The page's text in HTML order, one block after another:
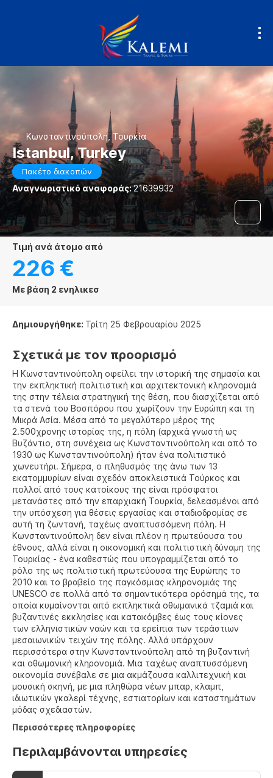
Κωνσταντινούπολη, Τουρκία
Istanbul, Turkey
Πακέτο διακοπών
Αναγνωριστικό αναφοράς:21639932
τιμή ανά άτομο από
226 €
Με βάση 2 ενηλικεσ
Δημιουργήθηκε: Τρίτη 25 Φεβρουαρίου 2025
Σχετικά με τον προορισμό
Η Κωνσταντινούπολη οφείλει την ιστορική της σημασία και
την εκπληκτική πολιτιστική και αρχιτεκτονική κληρονομιά
της στην τέλεια στρατηγική της θέση, που διασχίζεται από
τα στενά του Βοσπόρου που χωρίζουν την Ευρώπη και τη
Μικρά Ασία. Μέσα από το μεγαλύτερο μέρος της
2.500χρονης ιστορίας της, η πόλη (αρχικά γνωστή ως
Βυζάντιο, στη συνέχεια ως Κωνσταντινούπολη και από το
1930 ως Κωνσταντινούπολη) ήταν ένα πολιτιστικό
χωνευτήρι. Σήμερα, ο πληθυσμός της άνω των 13
εκατομμυρίων είναι σχεδόν αποκλειστικά Τούρκος και
πολλοί από τους κατοίκους της είναι πρόσφατοι
μετανάστες από την επαρχιακή Τουρκία, δελεασμένοι από
την υπόσχεση για θέσεις εργασίας και σταδιοδρομίας σε
αυτή τη ζωντανή, ταχέως αναπτυσσόμενη πόλη. Η
Κωνσταντινούπολη δεν είναι πλέον η πρωτεύουσα του
έθνους, αλλά είναι η οικονομική και πολιτιστική δύναμη της
Τουρκίας - ένα καθεστώς που υπογραμμίζεται από το
ρόλο της ως πολιτιστική πρωτεύουσα της Ευρώπης το
2010 και το βραβείο της παγκόσμιας κληρονομιάς της
UNESCO σε πολλά από τα σημαντικότερα ορόσημά της, τα
οποία κυμαίνονται από εκπληκτικά οθωμανικά τζαμιά και
βυζαντινές εκκλησίες και κατακόμβες έως τους κίονες
των ελληνιστικών ναών και τα ερείπια των τεράστιων
μεσαιωνικών τειχών της πόλης. Αλλά υπάρχουν
περισσότερα στην Κωνσταντινούπολη από τη βυζαντινή
και οθωμανική κληρονομιά. Μια ταχέως αναπτυσσόμενη
οικονομία συνέβαλε σε μια ακμάζουσα καλλιτεχνική και
μουσική σκηνή, με μια πληθώρα νέων μπαρ, κλαμπ,
ιδιωτικών γκαλερί τέχνης, εστιατορίων και καταστημάτων
μόδας σχεδιαστών.
Περισσότερες πληροφορίες
Περιλαμβάνονται υπηρεσίες